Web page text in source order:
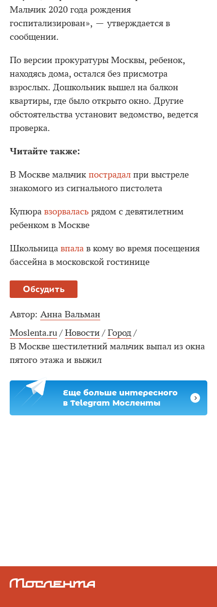
Мальчик 2020 года рождения
госпитализирован», — утверждается в
сообщении.
По версии прокуратуры Москвы, ребенок,
находясь дома, остался без присмотра
взрослых. Дошкольник вышел на балкон
квартиры, где было открыто окно. Другие
обстоятельства установит ведомство, ведется
проверка.
Читайте также:
В Москве мальчик пострадал при выстреле
знакомого из сигнального пистолета
Купюра взорвалась рядом с девятилетним
ребенком в Москве
Школьница впала в кому во время посещения
бассейна в московской гостинице
Обсудить
Автор: Анна Вальман
Moslenta.ru / Новости / Город /
В Москве шестилетний мальчик выпал из окна
пятого этажа и выжил
Еще больше интересного
в Telegram Мосленты